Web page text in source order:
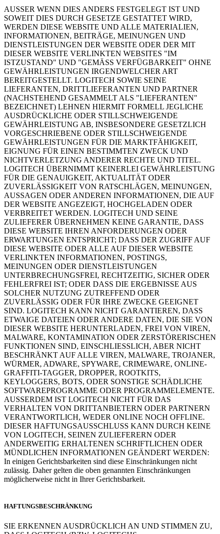
AUSSER WENN DIES ANDERS FESTGELEGT IST UND
SOWEIT DIES DURCH GESETZE GESTATTET WIRD,
WERDEN DIESE WEBSITE UND ALLE MATERIALIEN,
INFORMATIONEN, BEITRÄGE, MEINUNGEN UND
DIENSTLEISTUNGEN DER WEBSITE ODER DER MIT
DIESER WEBSITE VERLINKTEN WEBSITES "IM
ISTZUSTAND" UND "GEMÄSS VERFÜGBARKEIT" OHNE
GEWÄHRLEISTUNGEN IRGENDWELCHER ART
BEREITGESTELLT. LOGITECH SOWIE SEINE
LIEFERANTEN, DRITTLIEFERANTEN UND PARTNER
(NACHSTEHEND GESAMMELT ALS "LIEFERANTEN"
BEZEICHNET) LEHNEN HIERMIT FORMELL JEGLICHE
AUSDRÜCKLICHE ODER STILLSCHWEIGENDE
GEWÄHRLEISTUNG AB, INSBESONDERE GESETZLICH
VORGESCHRIEBENE ODER STILLSCHWEIGENDE
GEWÄHRLEISTUNGEN FÜR DIE MARKTFÄHIGKEIT,
EIGNUNG FÜR EINEN BESTIMMTEN ZWECK UND
NICHTVERLETZUNG ANDERER RECHTE UND TITEL.
LOGITECH ÜBERNIMMT KEINERLEI GEWÄHRLEISTUNG
FÜR DIE GENAUIGKEIT, AKTUALITÄT ODER
ZUVERLÄSSIGKEIT VON RATSCHLÄGEN, MEINUNGEN,
AUSSAGEN ODER ANDEREN INFORMATIONEN, DIE AUF
DER WEBSITE ANGEZEIGT, HOCHGELADEN ODER
VERBREITET WERDEN. LOGITECH UND SEINE
ZULIEFERER ÜBERNEHMEN KEINE GARANTIE, DASS
DIESE WEBSITE IHREN ANFORDERUNGEN ODER
ERWARTUNGEN ENTSPRICHT; DASS DER ZUGRIFF AUF
DIESE WEBSITE ODER ALLE AUF DIESER WEBSITE
VERLINKTEN INFORMATIONEN, POSTINGS,
MEINUNGEN ODER DIENSTLEISTUNGEN
UNTERBRECHUNGSFREI, RECHTZEITIG, SICHER ODER
FEHLERFREI IST; ODER DASS DIE ERGEBNISSE AUS
SOLCHER NUTZUNG ZUTREFFEND ODER
ZUVERLÄSSIG ODER FÜR IHRE ZWECKE GEEIGNET
SIND. LOGITECH KANN NICHT GARANTIEREN, DASS
ETWAIGE DATEIEN ODER ANDERE DATEN, DIE SIE VON
DIESER WEBSITE HERUNTERLADEN, FREI VON VIREN,
MALWARE, KONTAMINATION ODER ZERSTÖRERISCHEN
FUNKTIONEN SIND, EINSCHLIESSLICH, ABER NICHT
BESCHRÄNKT AUF ALLE VIREN, MALWARE, TROJANER,
WÜRMER, ADWARE, SPYWARE, CRIMEWARE, ONLINE-
GRAFFITI-TAGGER, DROPPER, ROOTKITS,
KEYLOGGERS, BOTS, ODER SONSTIGE SCHÄDLICHE
SOFTWAREPROGRAMME ODER PROGRAMMELEMENTE.
AUSSERDEM IST LOGITECH NICHT FÜR DAS
VERHALTEN VON DRITTANBIETERN ODER PARTNERN
VERANTWORTLICH, WEDER ONLINE NOCH OFFLINE.
DIESER HAFTUNGSAUSSCHLUSS KANN DURCH KEINE
VON LOGITECH, SEINEN ZULIEFERERN ODER
ANDERWEITIG ERHALTENEN SCHRIFTLICHEN ODER
MÜNDLICHEN INFORMATIONEN GEÄNDERT WERDEN:
In einigen Gerichtsbarkeiten sind diese Einschränkungen nicht
zulässig. Daher gelten die oben genannten Einschränkungen
möglicherweise nicht in Ihrer Gerichtsbarkeit.
HAFTUNGSBESCHRÄNKUNG
SIE ERKENNEN AUSDRÜCKLICH AN UND STIMMEN ZU,